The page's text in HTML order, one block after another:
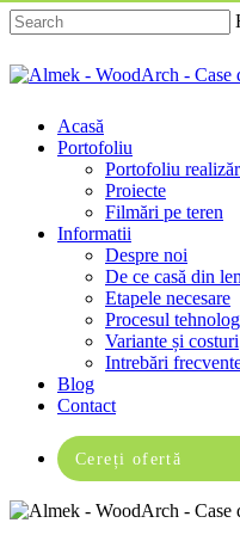
Skip
to
main
content
Close
Menu
Acasă
Portofoliu
Portofoliu
Proiecte
Filmări pe teren
Informatii
Despre noi
De ce casă din
Etapele necesare
Procesul
Variante și costuri
Intrebări
Blog
Contact
Cereți ofertă